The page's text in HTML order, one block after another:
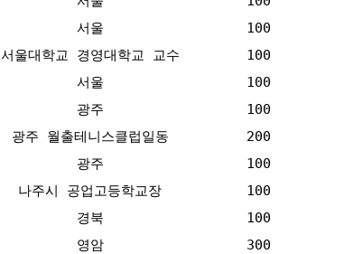
서울
100
서울대학교 경영대학교 교수
100
서울
100
광주
100
광주 월출테니스클럽일동
200
광주
100
나주시 공업고등학교장
100
경북
100
영암
300